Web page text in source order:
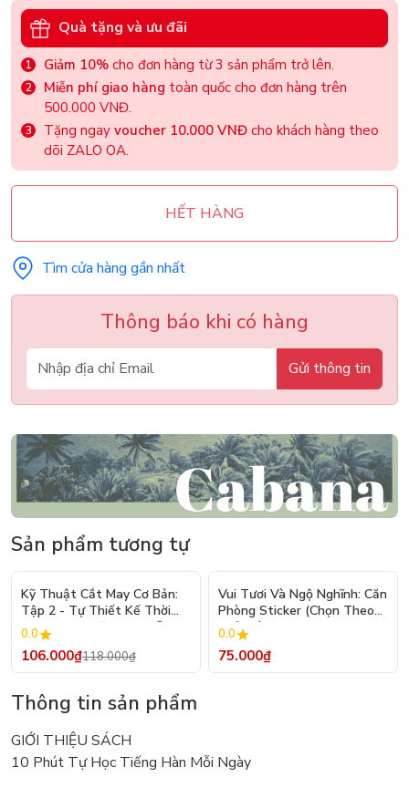
Quà tặng và ưu đãi
Giảm 10% cho đơn hàng từ 3 sản phẩm trở lên.
Miễn phí giao hàng toàn quốc cho đơn hàng trên
500.000 VNĐ.
Tặng ngay voucher 10.000 VNĐ cho khách hàng theo
dõi ZALO OA.
HẾT HÀNG
Tìm cửa hàng gần nhất
Thông báo khi có hàng
Gửi thông tin
Sản phẩm tương tự
- 10%
Kỹ Thuật Cắt May Cơ Bản:
Tập 2 - Tự Thiết Kế Thời
Trang Nam Nữ - Tạo Mẫu
Rập - Kỹ Thuật Nhảy Size
0.0
106.000₫118.000₫
Vui Tươi Và Ngộ Nghĩnh: Căn
Phòng Sticker (Chọn Theo
Chủ Đề) - Hơn 250 Sticker
0.0
75.000₫
Thông tin sản phẩm
GIỚI THIỆU SÁCH
10 Phút Tự Học Tiếng Hàn Mỗi Ngày